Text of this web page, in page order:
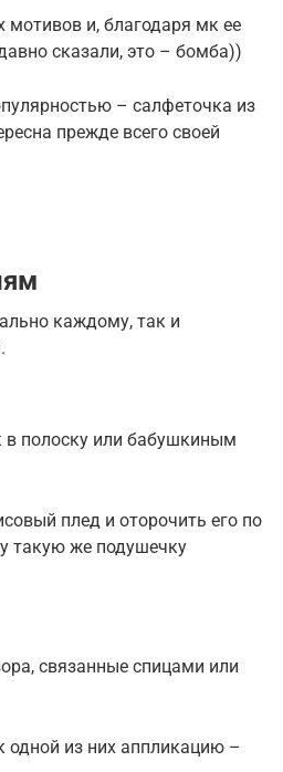
мотивов и, благодаря мк ее
сказали, это – бомба))
– салфеточка из
прежде всего своей
каждому, так и
в полоску или бабушкиным
плед и оторочить его по
такую же подушечку
связанные спицами или
из них аппликацию –